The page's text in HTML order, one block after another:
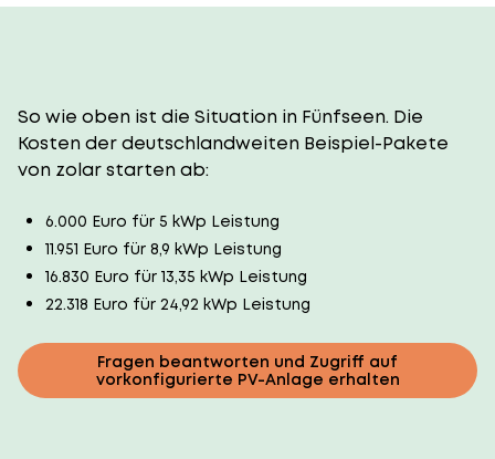
So wie oben ist die Situation in Fünfseen. Die
Kosten der deutschlandweiten Beispiel-Pakete
von zolar starten ab:
6.000 Euro für 5 kWp Leistung
11.951 Euro für 8,9 kWp Leistung
16.830 Euro für 13,35 kWp Leistung
22.318 Euro für 24,92 kWp Leistung
Fragen beantworten und Zugriff auf
vorkonfigurierte PV-Anlage erhalten